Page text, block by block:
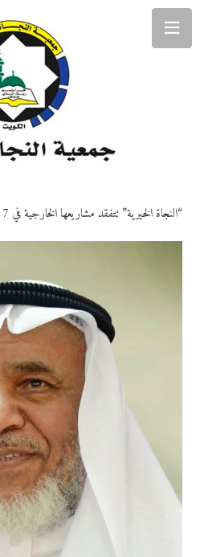
“النجاة الخيرية” تتفقد مشاريعها الخارجية في 7 دول